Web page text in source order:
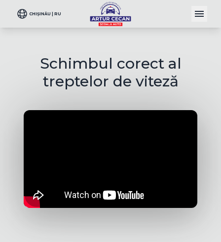
CHIȘINĂU | RU
Schimbul corect al
treptelor de viteză